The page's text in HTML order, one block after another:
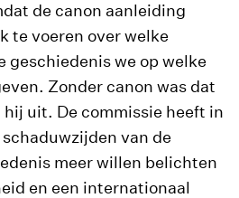
de canon aanleiding
te voeren over welke
geschiedenis we op welke
Zonder canon was dat
uit. De commissie heeft in
van de
meer willen belichten
en een internationaal